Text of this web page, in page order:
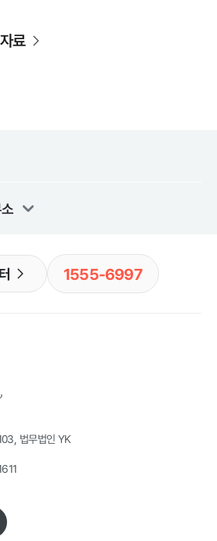
료
1555-6997
법무법인 YK